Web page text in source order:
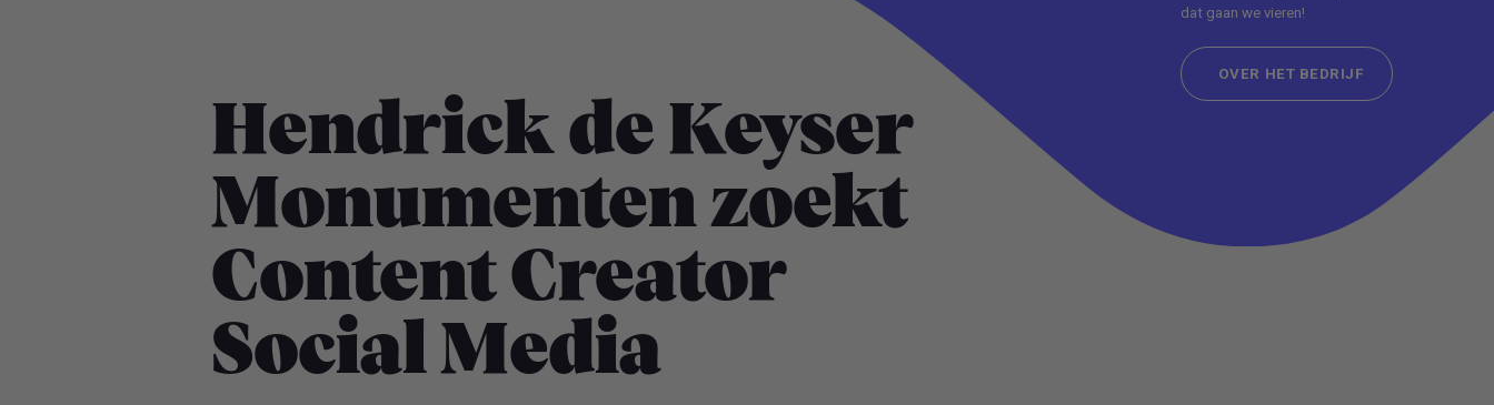
dat gaan we vieren!
OVER HET BEDRIJF
Hendrick de Keyser
Monumenten zoekt
Content Creator
Social Media